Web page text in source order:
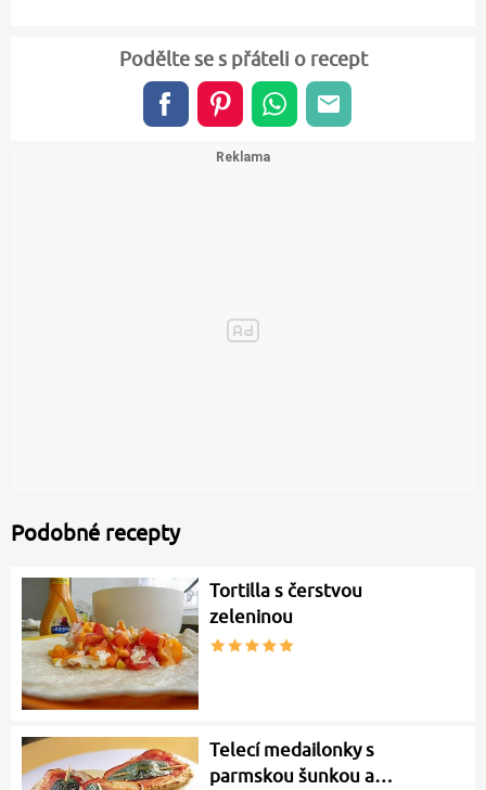
Podělte se s přáteli o recept
Podobné recepty
Tortilla s čerstvou
zeleninou
Telecí medailonky s
parmskou šunkou a…